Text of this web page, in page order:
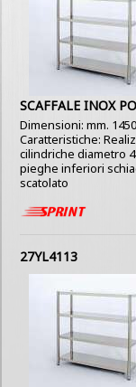
SCAFFALE INOX
Dimensioni: mm.
Caratteristiche:
cilindriche diametro
pieghe inferiori
scatolato
27YL4113